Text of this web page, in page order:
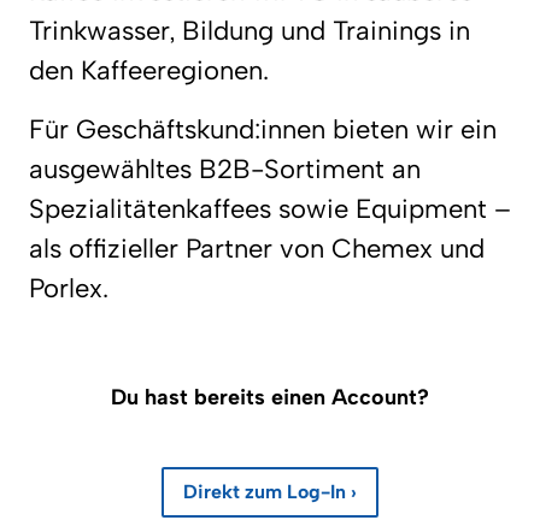
Trinkwasser, Bildung und Trainings in
den Kaffeeregionen.
Für Geschäftskund:innen bieten wir ein
ausgewähltes B2B-Sortiment an
Spezialitätenkaffees sowie Equipment –
als offizieller Partner von Chemex und
Porlex.
Du hast bereits einen Account?
Direkt zum Log-In ›